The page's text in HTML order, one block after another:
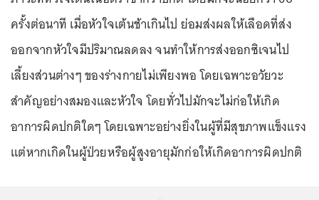
ครั้งต่อนาที เมื่อหัวใจเต้นช้าเกินไป ย่อมส่งผลให้เลือดที่ส่ง
ออกจากหัวใจมีปริมาณลดลง จนทำให้การส่งออกซิเจนไป
เลี้ยงส่วนต่างๆ ของร่างกายไม่เพียงพอ โดยเฉพาะอวัยวะ
สำคัญอย่างสมองและหัวใจ โดยทั่วไปมักจะไม่ก่อให้เกิด
อาการผิดปกติใดๆ โดยเฉพาะอย่างยิ่งในผู้ที่มีสุขภาพแข็งแรง
แต่หากเกิดในผู้ป่วยหรือผู้สูงอายุมักก่อให้เกิดอาการผิดปกติ